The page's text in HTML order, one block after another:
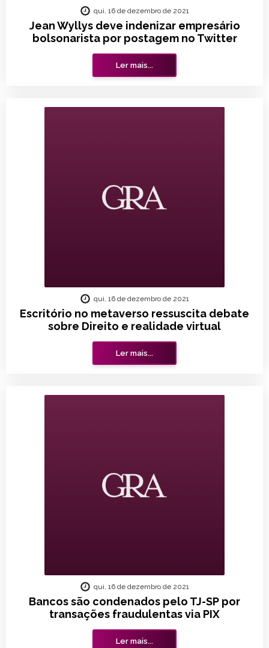
Jean Wyllys deve indenizar empresário
bolsonarista por postagem no Twitter
qui, 16 de dezembro de 2021
Ler mais...
Escritório no metaverso ressuscita debate
sobre Direito e realidade virtual
qui, 16 de dezembro de 2021
Ler mais...
Bancos são condenados pelo TJ-SP por
transações fraudulentas via PIX
qui, 16 de dezembro de 2021
Ler mais...